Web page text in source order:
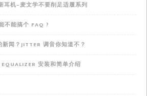
耳机–麦文学不要削足适履系列
不能搞个 FAQ ?
闻？JITTER 调音你知道不？
安装和简单介绍